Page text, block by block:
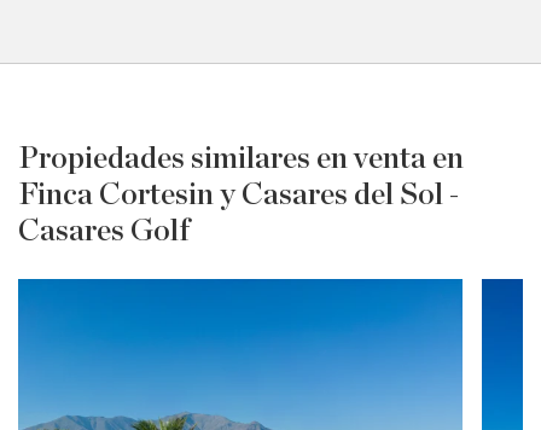
Propiedades similares en venta en
Finca Cortesin y Casares del Sol -
Casares Golf